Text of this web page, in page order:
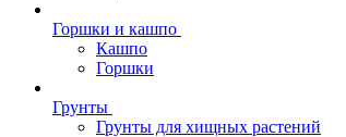
Горшки и кашпо
Кашпо
Горшки
Грунты
Грунты для хищных растений